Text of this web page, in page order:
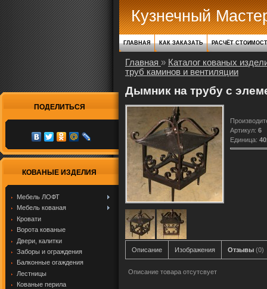
ПОДЕЛИТЬСЯ
КОВАНЫЕ ИЗДЕЛИЯ
Мебель ЛОФТ
Мебель кованая
Кровати
Ворота кованые
Двери, калитки
Заборы и ограждения
Балконные огаждения
Лестницы
Кованые перила
Кузнечный
ГЛАВНАЯ КАК ЗАКАЗАТЬ РАСЧЁТ
Главная » Каталог кованых
труб каминов и вентиляции
Дымник на трубу с
Артикул: 6
Единица:
Описание Изображения Отзывы (0)
Описание товара отсутсвует